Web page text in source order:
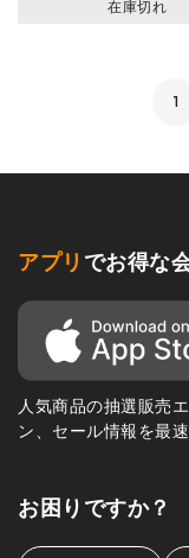
在庫切れ
1
アプリ でお得な
人気商品の抽選販売
ン、セール情報を最
お困りですか？